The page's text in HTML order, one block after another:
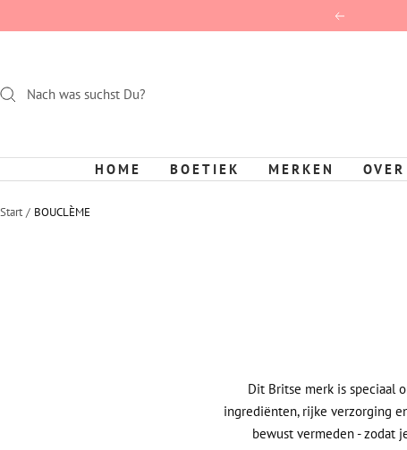
naar
Terug
HOME BOETIEK MERKEN OVER
Start BOUCLÈME
Dit Britse merk is speciaal
ingrediënten, rijke verzorging
bewust vermeden - zodat